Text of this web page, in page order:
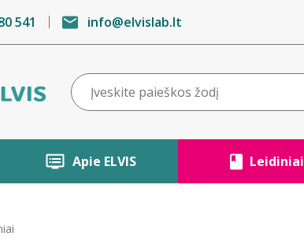
541 info@elvislab.lt
Apie ELVIS Leidiniai